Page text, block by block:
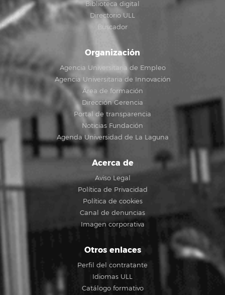
Biblioteca digital
Directorio ULL
Buscador
Organización
Agencia Universitaria de Empleo
Agencia Universitaria de Innovación
Área de formación
Dirección Gerencia
Portal de transparencia
Noticias Fundación
Agenda Universidad de La Laguna
Acerca de
Aviso Legal
Política de Privacidad
Política de cookies
Canal de denuncias
Imagen corporativa
Otros enlaces
Perfil del contratante
Idiomas ULL
Catálogo formativo